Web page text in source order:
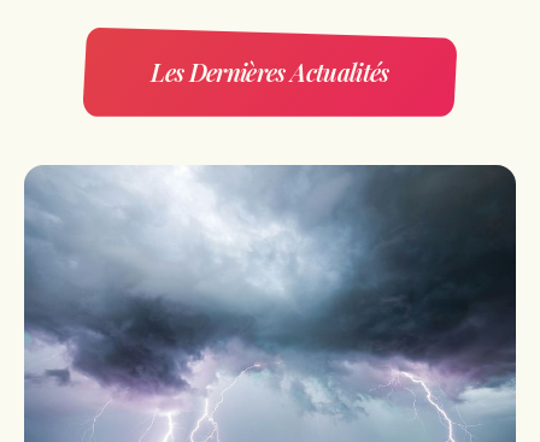
Les Dernières Actualités